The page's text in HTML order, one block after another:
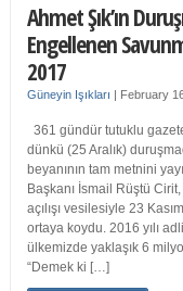
Ahmet Şık’ın
Engellenen
2017
Güneyin Işıkları | February
361 gündür tutuklu
dünkü (25 Aralık)
beyanının tam metnini
Başkanı İsmail Rüştü Cirit,
açılışı vesilesiyle 23
ortaya koydu. 2016 yılı
ülkemizde yaklaşık 6
“Demek ki […]